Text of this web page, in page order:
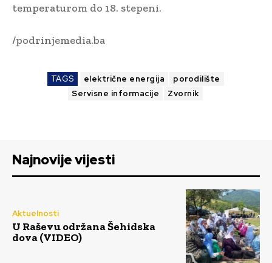
temperaturom do 18. stepeni.
/podrinjemedia.ba
TAGS električne energija
porodilište
Servisne informacije
Zvornik
Najnovije vijesti
Aktuelnosti
U Raševu održana Šehidska
dova (VIDEO)